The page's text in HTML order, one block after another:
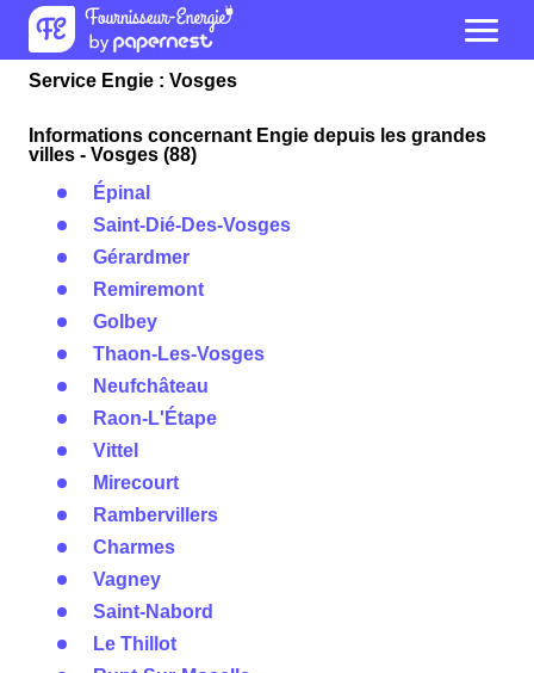
Service Engie : Vosges
Informations concernant Engie depuis les grandes
villes - Vosges (88)
Épinal
Saint-Dié-Des-Vosges
Gérardmer
Remiremont
Golbey
Thaon-Les-Vosges
Neufchâteau
Raon-L'Étape
Vittel
Mirecourt
Rambervillers
Charmes
Vagney
Saint-Nabord
Le Thillot